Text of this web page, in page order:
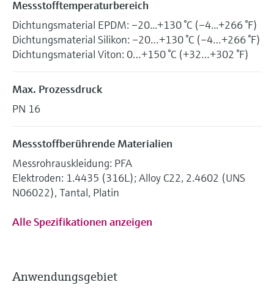
Messstofftemperaturbereich
Dichtungsmaterial EPDM: –20...+130 °C (–4...+266 °F)
Dichtungsmaterial Silikon: –20…+130 °C (–4…+266 °F)
Dichtungsmaterial Viton: 0…+150 °C (+32…+302 °F)
Max. Prozessdruck
PN 16
Messstoffberührende Materialien
Messrohrauskleidung: PFA
Elektroden: 1.4435 (316L); Alloy C22, 2.4602 (UNS
N06022), Tantal, Platin
Alle Spezifikationen anzeigen
Anwendungsgebiet